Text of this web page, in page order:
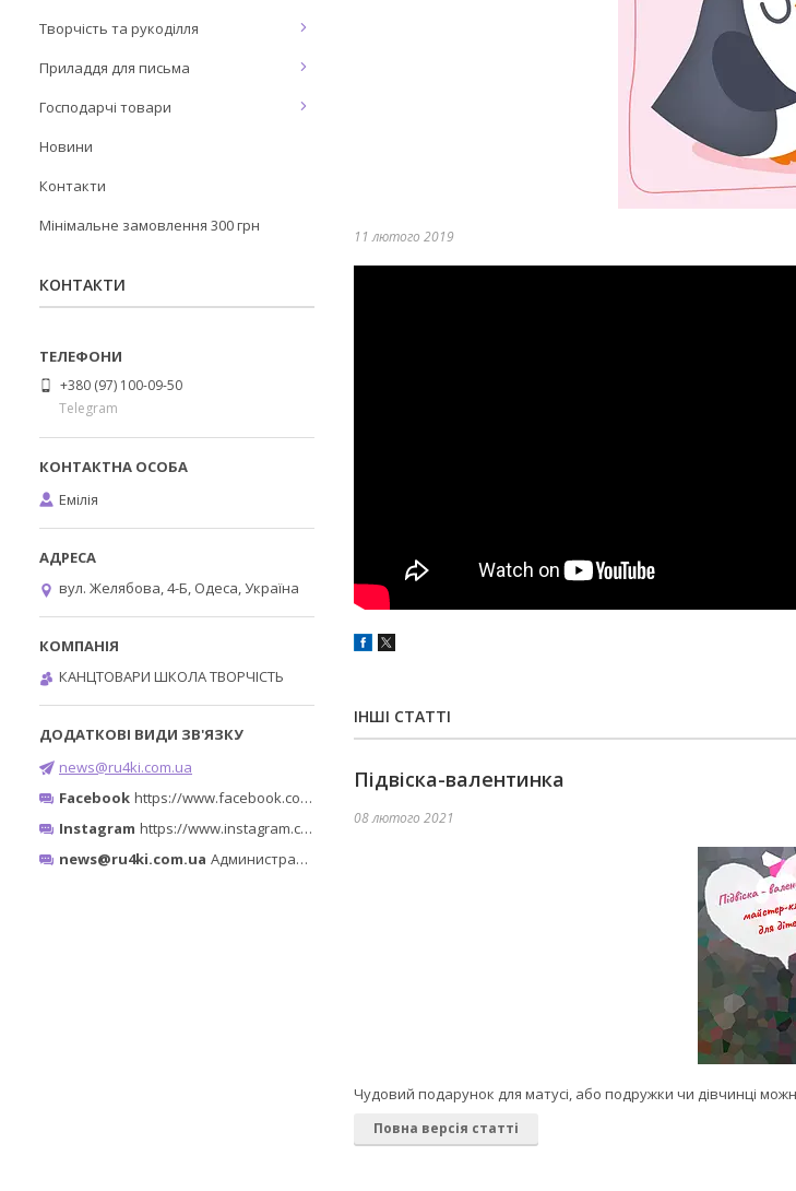
11 лютого 2019
ІНШІ СТАТТІ
Підвіска-валентинка
08 лютого 2021
Чудовий подарунок для матусі, або подружки чи дівчинці
Повна версія статті
Творчість та рукоділля
Приладдя для письма
Господарчі товари
Новини
Контакти
Мінімальне замовлення 300 грн
КОНТАКТИ
+380 (97) 100-09-50
Telegram
Емілія
вул. Желябова, 4-Б, Одеса, Україна
КАНЦТОВАРИ ШКОЛА ТВОРЧІСТЬ
news@ru4ki.com.ua
Facebook https://www.facebook.com/ru4ki.com.ua/
Instagram https://www.instagram.com/ruchki_ta_shtuchki/
news@ru4ki.com.ua Администратор